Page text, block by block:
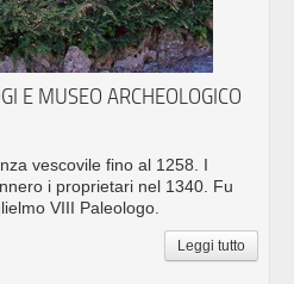
E MUSEO ARCHEOLOGICO
vescovile fino al 1258. I
i proprietari nel 1340. Fu
VIII Paleologo.
Leggi tutto